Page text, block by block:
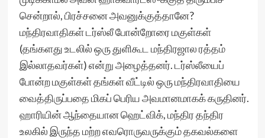
சென்றால், பிரச்சனை அவனுக்குத்தானே?
மந்திரவாதிகள் டர்ஸ்லீ போன்றோரை மகுள்கள்
(தங்களது உடலில் ஒரு துளிகூட மந்திரஜால ரத்தம்
இல்லாதவர்கள்) என்று அழைத்தனர். டர்ஸ்லீயைப்
போன்ற மகுள்கள் தங்கள் வீட்டில் ஒரு மந்திரவாதியை
வைத்திருப்பதை மிகப் பெரிய அவமானமாகக் கருதினர்.
ஹாரியின் ஆந்தையான ஹெட்விக், மந்திர தந்திர
உலகில் இருந்த மற்ற எவரொருவருக்கும் தகவல்களை